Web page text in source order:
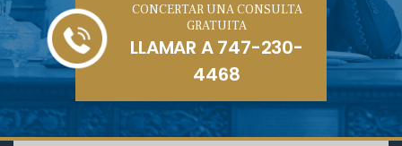
CONCERTAR UNA CONSULTA
GRATUITA
LLAMAR A747-230-
4468